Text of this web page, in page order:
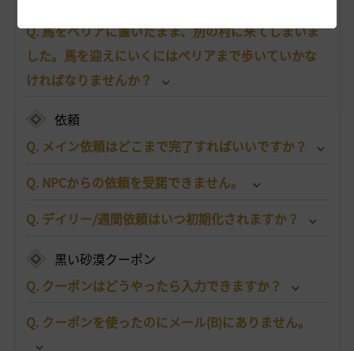
Q. 馬をベリアに置いたまま、別の村に来てしまいま
した。馬を迎えにいくにはベリアまで歩いていかな
ければなりませんか？
依頼
Q. メイン依頼はどこまで完了すればいいですか？
Q. NPCからの依頼を受諾できません。
Q. デイリー/週間依頼はいつ初期化されますか？
黒い砂漠クーポン
Q. クーポンはどうやったら入力できますか？
Q. クーポンを使ったのにメール(B)にありません。